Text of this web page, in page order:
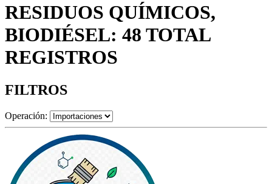
RESIDUOS QUÍMICOS,
BIODIÉSEL: 48 TOTAL
REGISTROS
FILTROS
Operación: